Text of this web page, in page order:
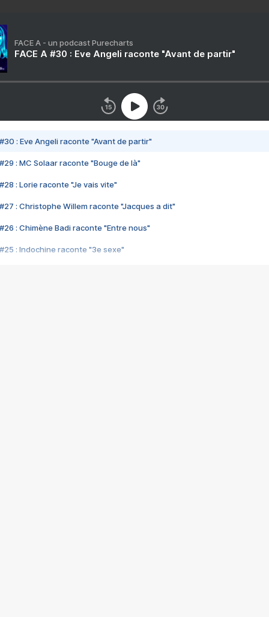
FACE A - un podcast Purecharts
FACE A #30 : Eve Angeli raconte "Avant de partir"
#30 : Eve Angeli raconte "Avant de partir"
#29 : MC Solaar raconte "Bouge de là"
#28 : Lorie raconte "Je vais vite"
#27 : Christophe Willem raconte "Jacques a dit"
#26 : Chimène Badi raconte "Entre nous"
#25 : Indochine raconte "3e sexe"